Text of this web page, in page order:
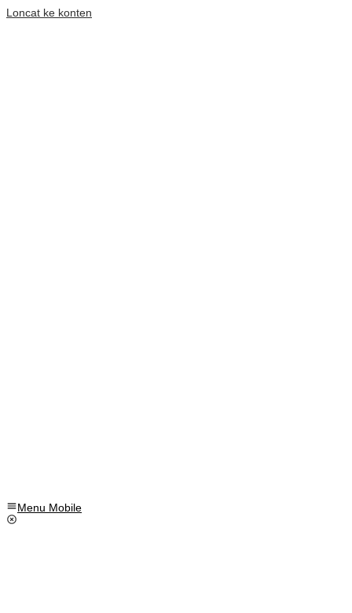
Loncat ke konten
Menu Mobile